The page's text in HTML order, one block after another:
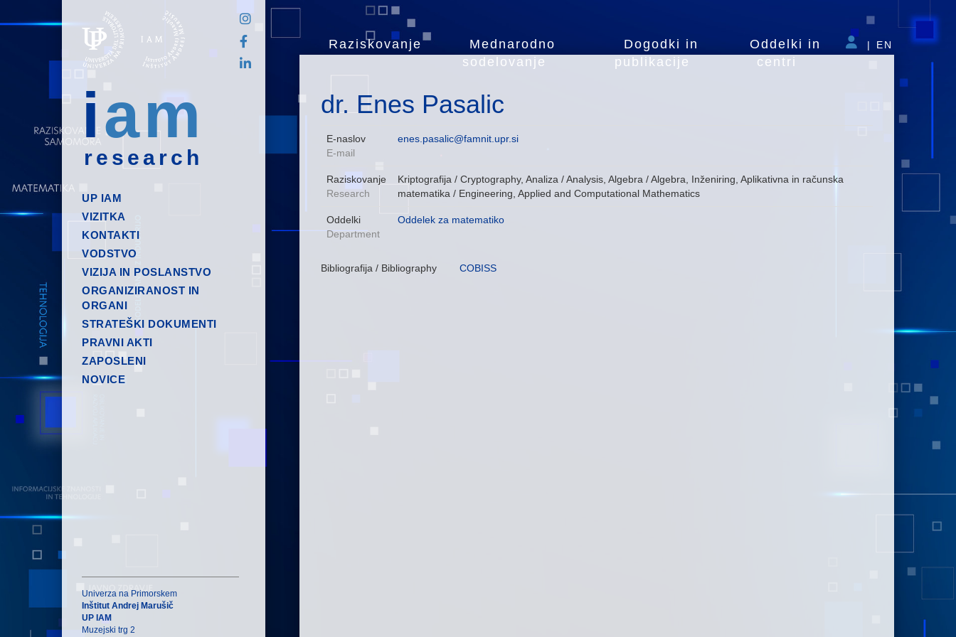
iam
research
Raziskovanje
Mednarodno
sodelovanje
Dogodki in
publikacije
Oddelki in
centri
| EN
UP IAM
VIZITKA
KONTAKTI
VODSTVO
VIZIJA IN POSLANSTVO
ORGANIZIRANOST IN
ORGANI
STRATEŠKI DOKUMENTI
PRAVNI AKTI
ZAPOSLENI
NOVICE
dr. Enes Pasalic
E-naslov
E-mail
enes.pasalic@famnit.upr.si
Raziskovanje
Research
Kriptografija / Cryptography, Analiza / Analysis, Algebra / Algebra, Inženiring, Aplikativna in računska
matematika / Engineering, Applied and Computational Mathematics
Oddelki
Department
Oddelek za matematiko
Bibliografija / Bibliography COBISS
Univerza na Primorskem
Inštitut Andrej Marušič
UP IAM
Muzejski trg 2